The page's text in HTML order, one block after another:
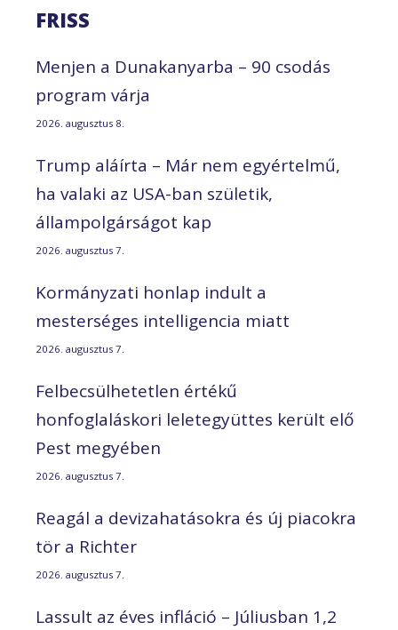
FRISS
Menjen a Dunakanyarba – 90 csodás
program várja
2026. augusztus 8.
Trump aláírta – Már nem egyértelmű,
ha valaki az USA-ban születik,
állampolgárságot kap
2026. augusztus 7.
Kormányzati honlap indult a
mesterséges intelligencia miatt
2026. augusztus 7.
Felbecsülhetetlen értékű
honfoglaláskori leletegyüttes került elő
Pest megyében
2026. augusztus 7.
Reagál a devizahatásokra és új piacokra
tör a Richter
2026. augusztus 7.
Lassult az éves infláció – Júliusban 1,2